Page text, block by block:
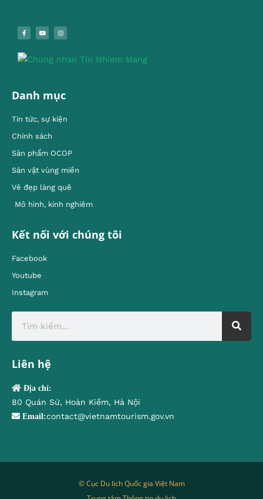
Danh mục
Tin tức, sự kiện
Chính sách
Sản phẩm OCOP
Sản vật vùng miền
Vẻ đẹp làng quê
Mô hình, kinh nghiêm
Kết nối với chúng tôi
Facebook
Youtube
Instagram
Liên hệ
Địa chỉ:
80 Quán Sứ, Hoàn Kiếm, Hà Nội
Email:contact@vietnamtourism.gov.vn
© Cục Du lịch Quốc gia Việt Nam